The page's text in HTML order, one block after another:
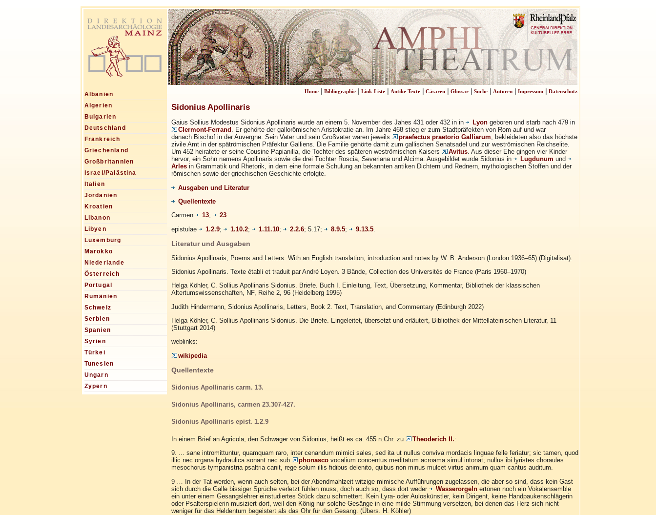
Albanien
Algerien
Bulgarien
Deutschland
Frankreich
Griechenland
Großbritannien
Israel/Palästina
Italien
Jordanien
Kroatien
Libanon
Libyen
Luxemburg
Marokko
Niederlande
Österreich
Portugal
Rumänien
Schweiz
Serbien
Spanien
Syrien
Türkei
Tunesien
Ungarn
Zypern
Home| Bibliographie| Link-Liste| Antike Texte| Cäsaren| Glossar| Suche| Autoren| Impressum| Datenschutz
Sidonius Apollinaris
Gaius Sollius Modestus Sidonius Apollinaris wurde an einem 5. November des Jahes 431 oder 432 in in Lyongeboren und starb nach 479 in
Clermont-Ferrand . Er gehörte der gallorömischen Aristokratie an. Im Jahre 468 stieg er zum Stadtpräfekten von Rom auf und war
danach Bischof in der Auvergne. Sein Vater und sein Großvater waren jeweils
praefectus praetorio Galliarum, bekleideten also das höchste
zivile Amt in der spätrömischen Präfektur Galliens. Die Familie gehörte damit zum gallischen Senatsadel und zur weströmischen Reichselite.
Um 452 heiratete er seine Cousine Papianilla, die Tochter des späteren weströmischen Kaisers
Avitus. Aus dieser Ehe gingen vier Kinder
hervor, ein Sohn namens Apollinaris sowie die drei Töchter Roscia, Severiana und Alcima. Ausgebildet wurde Sidonius in
Lugdunum und
Arlesin Grammatik und Rhetorik, in dem eine formale Schulung an bekannten antiken Dichtern und Rednern, mythologischen Stoffen und der
römischen sowie der griechischen Geschichte erfolgte.
Ausgaben und Literatur
Quellentexte
Carmen
13; 23.
epistulae
1.2.9; 1.10.2; 1.11.10; 2.2.6; 5.17; 8.9.5; 9.13.5.
Literatur und Ausgaben
Sidonius Apollinaris, Poems and Letters. With an English translation, introduction and notes by W. B. Anderson (London 1936–65) (Digitalisat).
Sidonius Apollinaris. Texte établi et traduit par André Loyen. 3 Bände, Collection des Universités de France (Paris 1960–1970)
Helga Köhler, C. Sollius Apollinaris Sidonius. Briefe. Buch I. Einleitung, Text, Übersetzung, Kommentar, Bibliothek der klassischen
Altertumswissenschaften, NF, Reihe 2, 96 (Heidelberg 1995)
Judith Hindermann, Sidonius Apollinaris, Letters, Book 2. Text, Translation, and Commentary (Edinburgh 2022)
Helga Köhler, C. Sollius Apollinaris Sidonius. Die Briefe. Eingeleitet, übersetzt und erläutert, Bibliothek der Mittellateinischen Literatur, 11
(Stuttgart 2014)
weblinks:
wikipedia
Quellentexte
Sidonius Apollinaris carm. 13.
Sidonius Apollinaris, carmen 23.307-427.
Sidonius Apollinaris epist. 1.2.9
In einem Brief an Agricola, den Schwager von Sidonius, heißt es ca. 455 n.Chr. zu Theoderich II.:
9. ... sane intromittuntur, quamquam raro, inter cenandum mimici sales, sed ita ut nullus conviva mordacis linguae felle feriatur; sic tamen, quod
illic nec organa hydraulica sonant nec sub
phonascovocalium concentus meditatum acroama simul intonat; nullus ibi lyristes choraules
mesochorus tympanistria psaltria canit, rege solum illis fidibus delenito, quibus non minus mulcet virtus animum quam cantus auditum.
9 … In der Tat werden, wenn auch selten, bei der Abendmahlzeit witzige mimische Aufführungen zugelassen, die aber so sind, dass kein Gast
sich durch die Galle bissiger Sprüche verletzt fühlen muss, doch auch so, dass dort weder
Wasserorgelnertönen noch ein Vokalensemble
ein unter einem Gesangslehrer einstudiertes Stück dazu schmettert. Kein Lyra- oder Auloskünstler, kein Dirigent, keine Handpaukenschlägerin
oder Psalterspielerin musiziert dort, weil den König nur solche Gesänge in eine milde Stimmung versetzen, bei denen das Herz sich nicht
weniger für das Heldentum begeistert als das Ohr für den Gesang. (Übers. H. Köhler)